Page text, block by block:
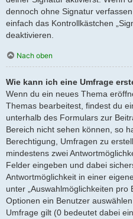
dennoch ohne Signatur
einfach das Kontrollkästchen
deaktivieren.
Nach oben
Wie kann ich eine Umfrage
Wenn du ein neues Thema
Themas bearbeitest, findest du
unterhalb des Formulars zur
Bereich nicht sehen können, so
Berechtigung, Umfragen zu
mindestens zwei
Felder eingeben und dabei
Antwortmöglichkeit in einer
unter „Auswahlmöglichkeiten pro
Optionen ein Benutzer
Umfrage gilt (0 bedeutet dabei